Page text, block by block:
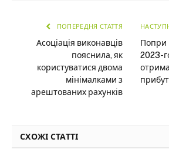
ПОПЕРЕДНЯ СТАТТЯ
Асоціація виконавців
пояснила, як
користуватися двома
мінімалками з
арештованих рахунків
Попри
2023-
СХОЖІ СТАТТІ